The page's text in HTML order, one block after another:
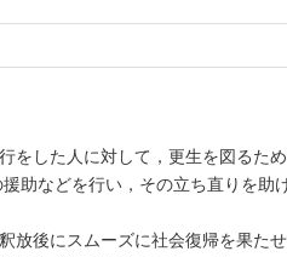
をした人に対して，更生を図るた
助などを行い，その立ち直りを助
放後にスムーズに社会復帰を果た